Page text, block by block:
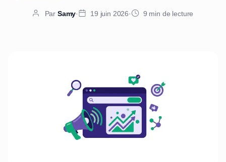
Par Samy· 19 juin 2026· 9 min de lecture